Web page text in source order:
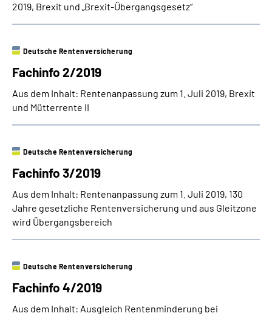
Inhalte in Gebärdensprache (DGS)
Mein Kundenportal
2019, Brexit und „Brexit-Übergangsgesetz“
Fachinfo 2/2019
Deutsche Rentenversicherung
Aus dem Inhalt: Rentenanpassung zum 1. Juli 2019, Brexit
und Mütterrente II
Fachinfo 3/2019
Deutsche Rentenversicherung
Aus dem Inhalt: Rentenanpassung zum 1. Juli 2019, 130
Jahre gesetzliche Rentenversicherung und aus Gleitzone
wird Übergangsbereich
Fachinfo 4/2019
Deutsche Rentenversicherung
Aus dem Inhalt: Ausgleich Rentenminderung bei